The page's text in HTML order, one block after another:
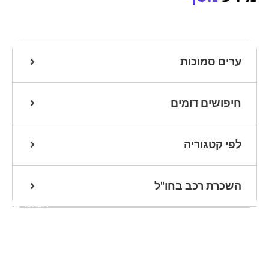
ערים סמוכות
חיפושים דומים
לפי קטגוריה
השכרת רכב בחו"ל
אנחנו כאן